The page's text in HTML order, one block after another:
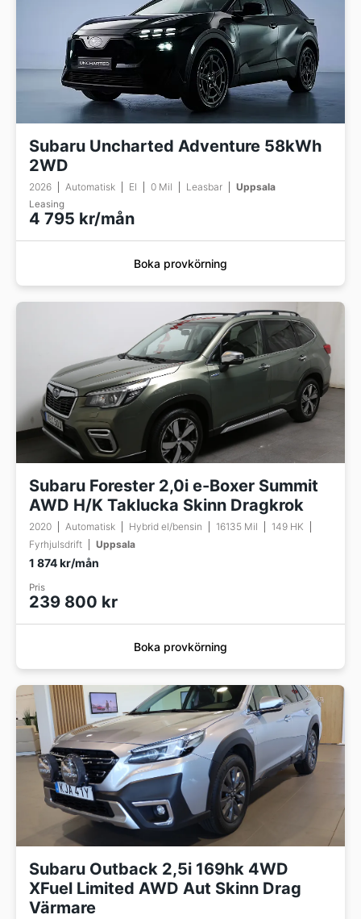
Subaru Uncharted Adventure 58kWh
2WD
2026 Automatisk El 0 Mil Leasbar Uppsala
Leasing
4 795 kr/mån
Boka provkörning
Subaru Forester 2,0i e-Boxer Summit
AWD H/K Taklucka Skinn Dragkrok
2020 Automatisk Hybrid el/bensin 16135 Mil
149 HK
Fyrhjulsdrift
Uppsala
1 874 kr/mån
Pris
239 800 kr
Boka provkörning
Subaru Outback 2,5i 169hk 4WD
XFuel Limited AWD Aut Skinn Drag
Värmare